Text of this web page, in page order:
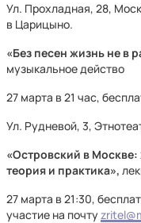
Ул. Прохладная, 28,
в Царицыно.
«Без песен жизнь не в
музыкальное действо
27 марта в 21 час,
Ул. Рудневой, 3,
«Островский в
теория и практика»,
27 марта в 21:30,
участие на почту